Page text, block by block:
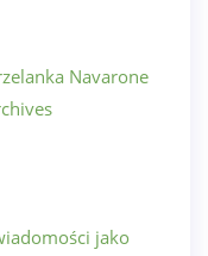
Navarone
jako